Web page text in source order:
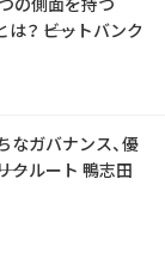
？ ――ビットバンク
なガバナンス、優
クルート 鴨志田